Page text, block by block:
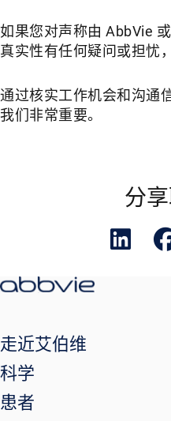
如果您对声称由 AbbVie
真实性有任何疑问或担忧
通过核实工作机会和沟通
我们非常重要。
分
走近艾伯维
科学
患者